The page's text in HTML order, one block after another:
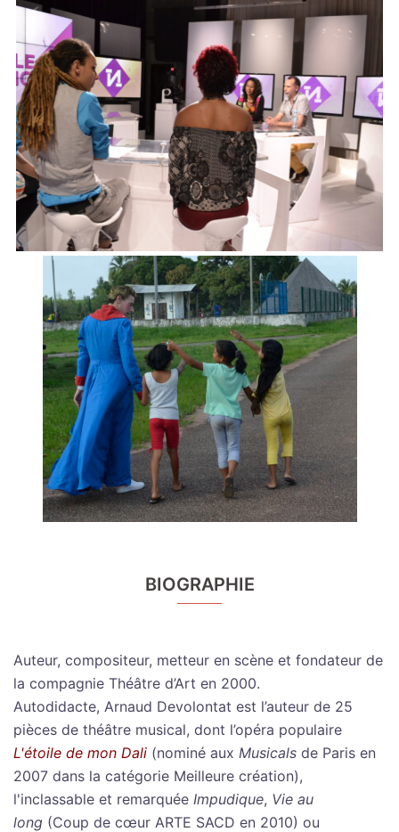
BIOGRAPHIE
Auteur, compositeur, metteur en scène et fondateur de
la compagnie Théâtre d’Art en 2000.
Autodidacte, Arnaud Devolontat est l’auteur de 25
pièces de théâtre musical, dont l’opéra populaire
L'étoile de mon Dali (nominé aux Musicals de Paris en
2007 dans la catégorie Meilleure création),
l'inclassable et remarquée Impudique, Vie au
long (Coup de cœur ARTE SACD en 2010) ou